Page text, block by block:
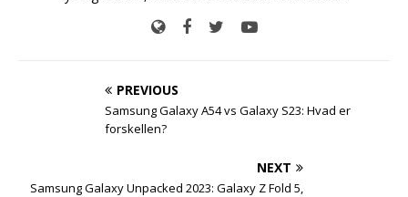
PREVIOUS
Samsung Galaxy A54 vs Galaxy S23: Hvad er
forskellen?
NEXT
Samsung Galaxy Unpacked 2023: Galaxy Z Fold 5,